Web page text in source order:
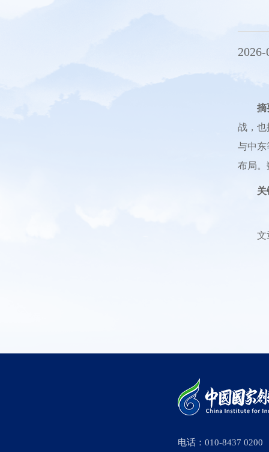
摘
战，也
与中东
布局。
关
文
电话：010-8437 0200